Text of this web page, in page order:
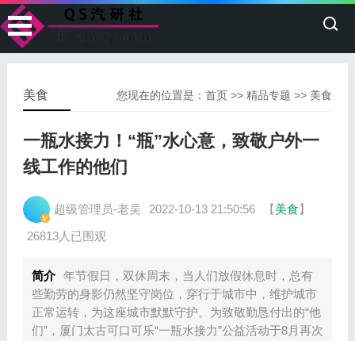
您现在的位置是：首页 >>精品专题 >> 美食
美食
一瓶水接力！“瓶”水心意，致敬户外一
线工作的他们
超级管理员-老吴 2022-10-13 21:50:56 【美食】
26813人已围观
简介 年节假日，双休周末，当人们放假休息时，总有
些勤劳的身影仍然坚守岗位，穿行于城市中，维护城市
正常运转，为这座城市默默守护。为致敬勤恳付出的“他
们”，厦门太古可口可乐“一瓶水接力”公益活动于8月再次